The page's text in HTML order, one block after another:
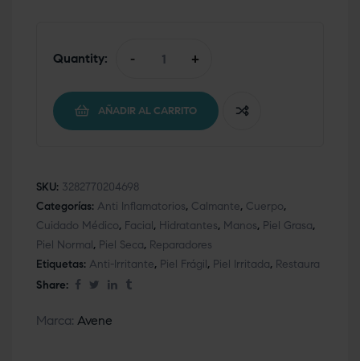
Quantity: - +
AÑADIR AL CARRITO
SKU: 3282770204698
Categorías: Anti Inflamatorios, Calmante, Cuerpo,
Cuidado Médico, Facial, Hidratantes, Manos, Piel Grasa,
Piel Normal, Piel Seca, Reparadores
Etiquetas: Anti-Irritante, Piel Frágil, Piel Irritada, Restaura
Share:
Marca: Avene